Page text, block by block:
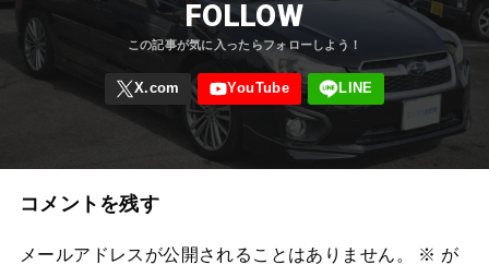
FOLLOW
コメントを残す
メールアドレスが公開されることはありません。 ※ が